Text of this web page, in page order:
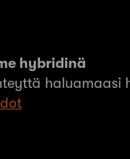
hybridinä
haluamaasi